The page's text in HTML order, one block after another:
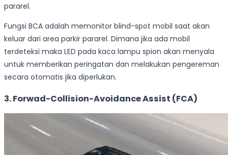
pararel.
Fungsi BCA adalah memonitor blind-spot mobil saat akan
keluar dari area parkir pararel. Dimana jika ada mobil
terdeteksi maka LED pada kaca lampu spion akan menyala
untuk memberikan peringatan dan melakukan pengereman
secara otomatis jika diperlukan.
3. Forwad-Collision-Avoidance Assist (FCA)